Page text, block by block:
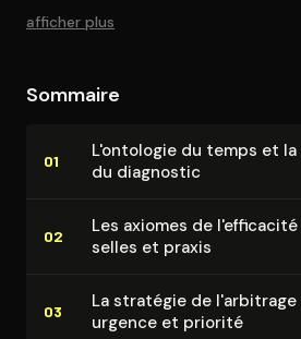
afficher plus
Sommaire
01
L'ontologie du temps et
du diagnostic
02
Les axiomes de
selles et praxis
03
La stratégie de l'arbitrage
urgence et priorité